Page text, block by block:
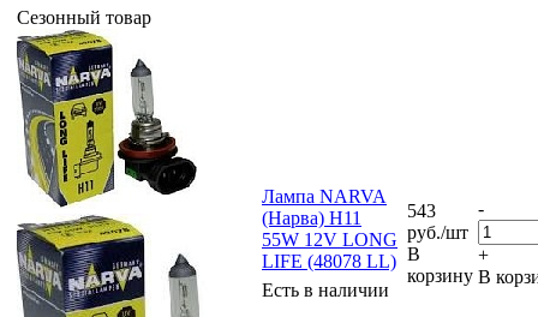
Сезонный товар
Лампа NARVA
(Нарва) H11
55W 12V LONG
LIFE (48078 LL)
Есть в наличии
543
руб./шт
В
корзину
-
+
В